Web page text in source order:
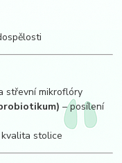
střevní mikroflóry
– posílení
stolice